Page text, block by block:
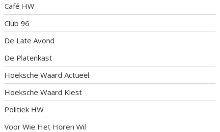
Café HW
Club 96
De Late Avond
De Platenkast
Hoeksche Waard Actueel
Hoeksche Waard Kiest
Politiek HW
Voor Wie Het Horen Wil